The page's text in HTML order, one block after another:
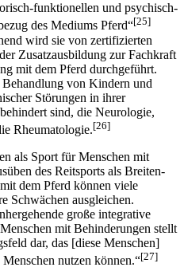
mit dem Pferd wird eine
Grundlage des
funktionellen und psychisch-
des Mediums Pferd“[25]
wird sie von zertifizierten
Zusatzausbildung zur Fachkraft
mit dem Pferd durchgeführt.
von Kindern und
Störungen in ihrer
sind, die Neurologie,
Rheumatologie.[26]
als Sport für Menschen mit
des Reitsports als Breiten-
dem Pferd können viele
Schwächen ausgleichen.
große integrative
mit Behinderungen stellt
dar, das [diese Menschen]